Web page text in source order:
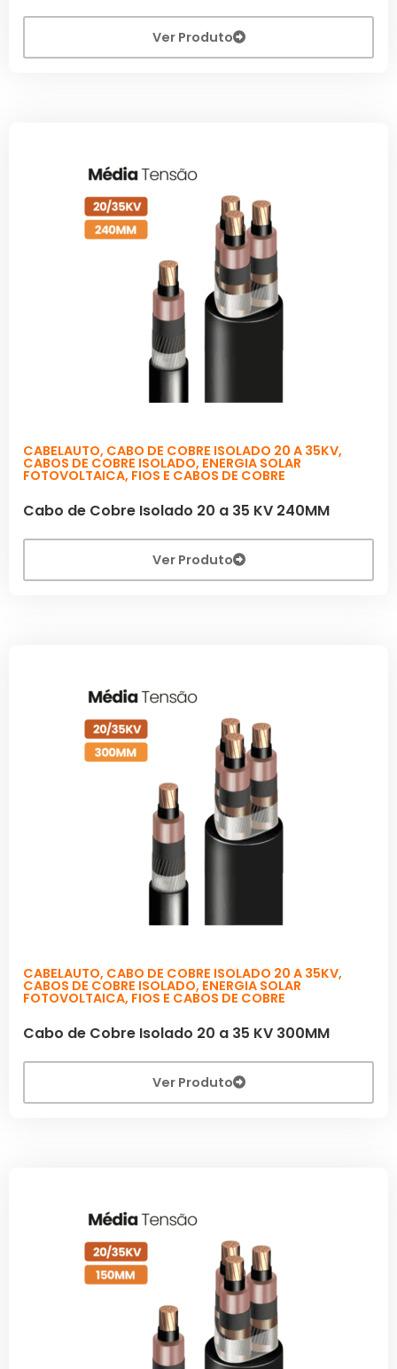
Ver Produto
CABELAUTO, CABO DE COBRE ISOLADO 20 A 35KV,
CABOS DE COBRE ISOLADO, ENERGIA SOLAR
FOTOVOLTAICA, FIOS E CABOS DE COBRE
Cabo de Cobre Isolado 20 a 35 KV 240MM
Ver Produto
CABELAUTO, CABO DE COBRE ISOLADO 20 A 35KV,
CABOS DE COBRE ISOLADO, ENERGIA SOLAR
FOTOVOLTAICA, FIOS E CABOS DE COBRE
Cabo de Cobre Isolado 20 a 35 KV 300MM
Ver Produto